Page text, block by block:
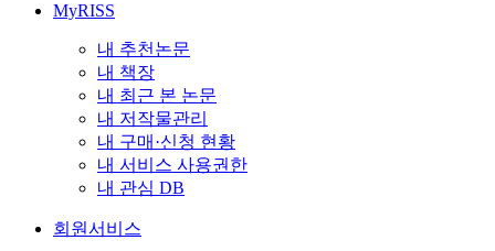
MyRISS
내 추천논문
내 책장
내 최근 본 논문
내 저작물관리
내 구매·신청 현황
내 서비스 사용권한
내 관심 DB
회원서비스